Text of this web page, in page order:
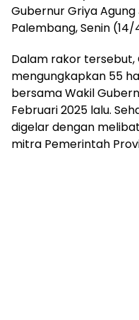
unsur
edukasi,
hidup,
hiburan,
bebas
dari
SARA,
narkoba
dan
Gubernur Griya
Palembang, Senin
Dalam rakor tersebut,
mengungkapkan 55
bersama Wakil
Februari 2025 lalu.
digelar dengan
mitra Pemerintah